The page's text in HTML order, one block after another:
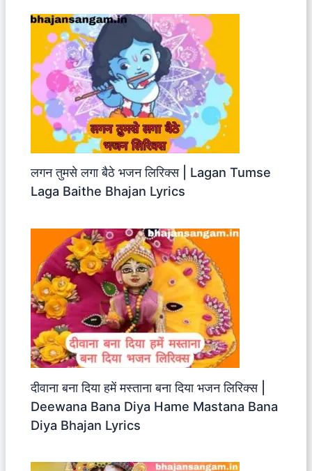
लगन तुमसे लगा बैठे भजन लिरिक्स | Lagan Tumse
Laga Baithe Bhajan Lyrics
दीवाना बना दिया हमें मस्ताना बना दिया भजन लिरिक्स |
Deewana Bana Diya Hame Mastana Bana
Diya Bhajan Lyrics